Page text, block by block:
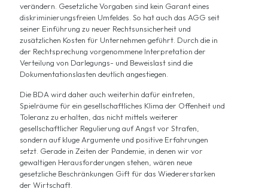
verändern. Gesetzliche Vorgaben sind kein Garant eines
diskriminierungsfreien Umfeldes. So hat auch das AGG seit
seiner Einführung zu neuer Rechtsunsicherheit und
zusätzlichen Kosten für Unternehmen geführt. Durch die in
der Rechtsprechung vorgenommene Interpretation der
Verteilung von Darlegungs- und Beweislast sind die
Dokumentationslasten deutlich angestiegen.
Die BDA wird daher auch weiterhin dafür eintreten,
Spielräume für ein gesellschaftliches Klima der Offenheit und
Toleranz zu erhalten, das nicht mittels weiterer
gesellschaftlicher Regulierung auf Angst vor Strafen,
sondern auf kluge Argumente und positive Erfahrungen
setzt. Gerade in Zeiten der Pandemie, in denen wir vor
gewaltigen Herausforderungen stehen, wären neue
gesetzliche Beschränkungen Gift für das Wiedererstarken
der Wirtschaft.